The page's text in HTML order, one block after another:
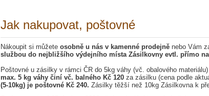
Jak nakupovat, poštovné
Nákoupit si můžete osobně u nás v kamenné prodejně nebo Vám
službou do nejbližšího výdejního místa Zásilkovny evtl. přímo
Poštovné u zásilky v rámci ČR do 5kg váhy (vč. obalového
max. 5 kg váhy činí vč. balného Kč 120 za zásilku (cena podle
(5-10kg) je poštovné Kč 240. Zásilky těžší než 10kg Zásilkovna k